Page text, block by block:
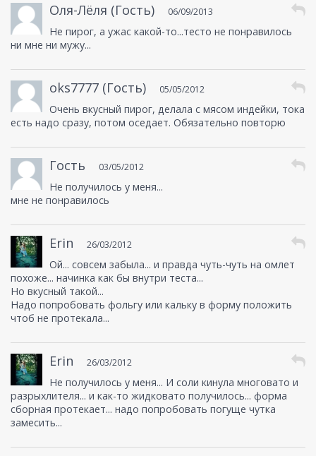
Оля-Лёля (Гость) 06/09/2013
Не пирог, а ужас какой-то...тесто не понравилось
ни мне ни мужу...
oks7777 (Гость) 05/05/2012
Очень вкусный пирог, делала с мясом индейки, тока
есть надо сразу, потом оседает. Обязательно повторю
Гость 03/05/2012
Не получилось у меня...
мне не понравилось
Erin 26/03/2012
Ой... совсем забыла... и правда чуть-чуть на омлет
похоже... начинка как бы внутри теста...
Но вкусный такой...
Надо попробовать фольгу или кальку в форму положить
чтоб не протекала...
Erin 26/03/2012
Не получилось у меня... И соли кинула многовато и
разрыхлителя... и как-то жидковато получилось... форма
сборная протекает... надо попробовать погуще чутка
замесить...